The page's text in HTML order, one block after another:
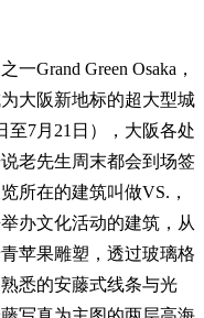
Grand Green Osaka，
大阪新地标的超大型城
至7月21日），大阪各处
老先生周末都会到场签
所在的建筑叫做VS.，
办文化活动的建筑，从
苹果雕塑，透过玻璃格
悉的安藤式线条与光